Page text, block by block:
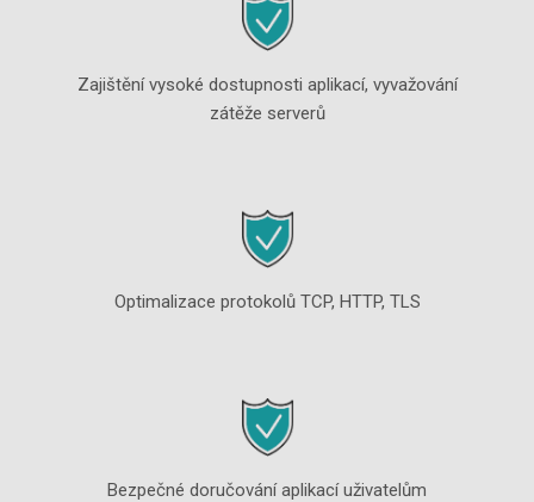
Zajištění vysoké dostupnosti aplikací, vyvažování
zátěže serverů
Optimalizace protokolů TCP, HTTP, TLS
Bezpečné doručování aplikací uživatelům